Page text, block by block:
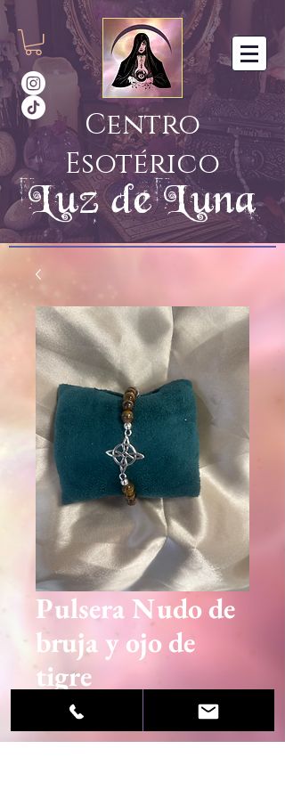
Centro
Esotérico
Luz de Luna
Pulsera Nudo de
bruja y ojo de
tigre
18,95 €